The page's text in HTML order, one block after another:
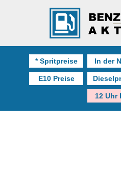
* Spritpreise In der
E10 Preise
12 Uhr